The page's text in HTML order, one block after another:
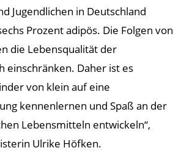
Jugendlichen in Deutschland
Prozent adipös. Die Folgen von
die Lebensqualität der
einschränken. Daher ist es
von klein auf eine
kennenlernen und Spaß an der
Lebensmitteln entwickeln“,
Ulrike Höfken.